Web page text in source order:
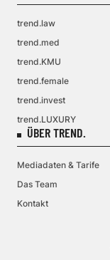
trend.law
trend.med
trend.KMU
trend.female
trend.invest
trend.LUXURY
ÜBER TREND.
Mediadaten & Tarife
Das Team
Kontakt